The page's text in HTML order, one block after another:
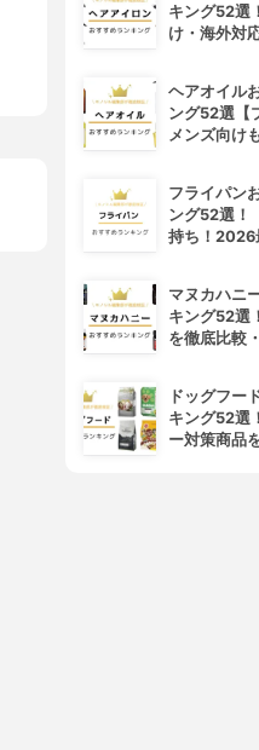
キング52選
け・海外対
ヘアオイル
ング52選【
メンズ向け
フライパン
ング52選！
持ち！2026
マヌカハニ
キング52選
を徹底比較
ドッグフー
キング52選
ー対策商品